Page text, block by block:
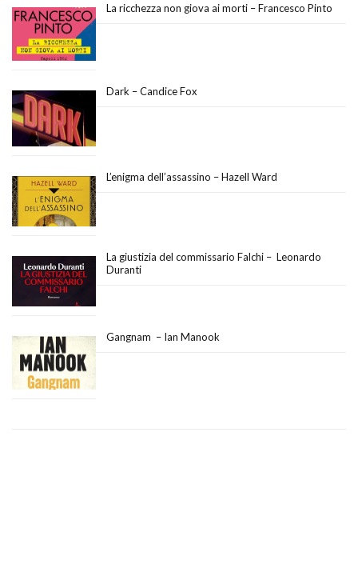
La ricchezza non giova ai morti – Francesco Pinto
Dark – Candice Fox
L’enigma dell’assassino – Hazell Ward
La giustizia del commissario Falchi – Leonardo
Duranti
Gangnam – Ian Manook